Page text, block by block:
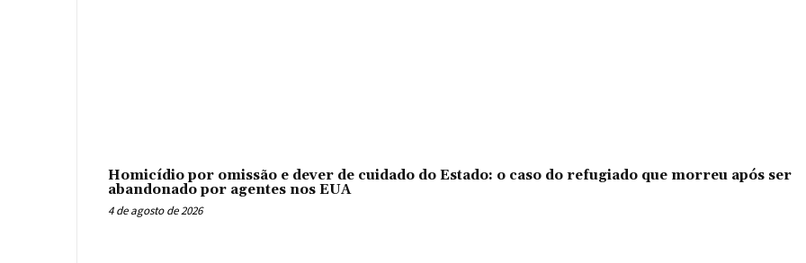
Homicídio por omissão e dever de cuidado do Estado: o caso do refugiado que morreu após ser
abandonado por agentes nos EUA
4 de agosto de 2026